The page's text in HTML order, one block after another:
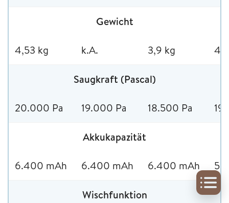
Gewicht
4,53 kg k.A. 3,9 kg 4
Saugkraft (Pascal)
20.000 Pa 19.000 Pa 18.500 Pa
Akkukapazität
6.400 mAh 6.400 mAh 6.400 mAh
Wischfunktion